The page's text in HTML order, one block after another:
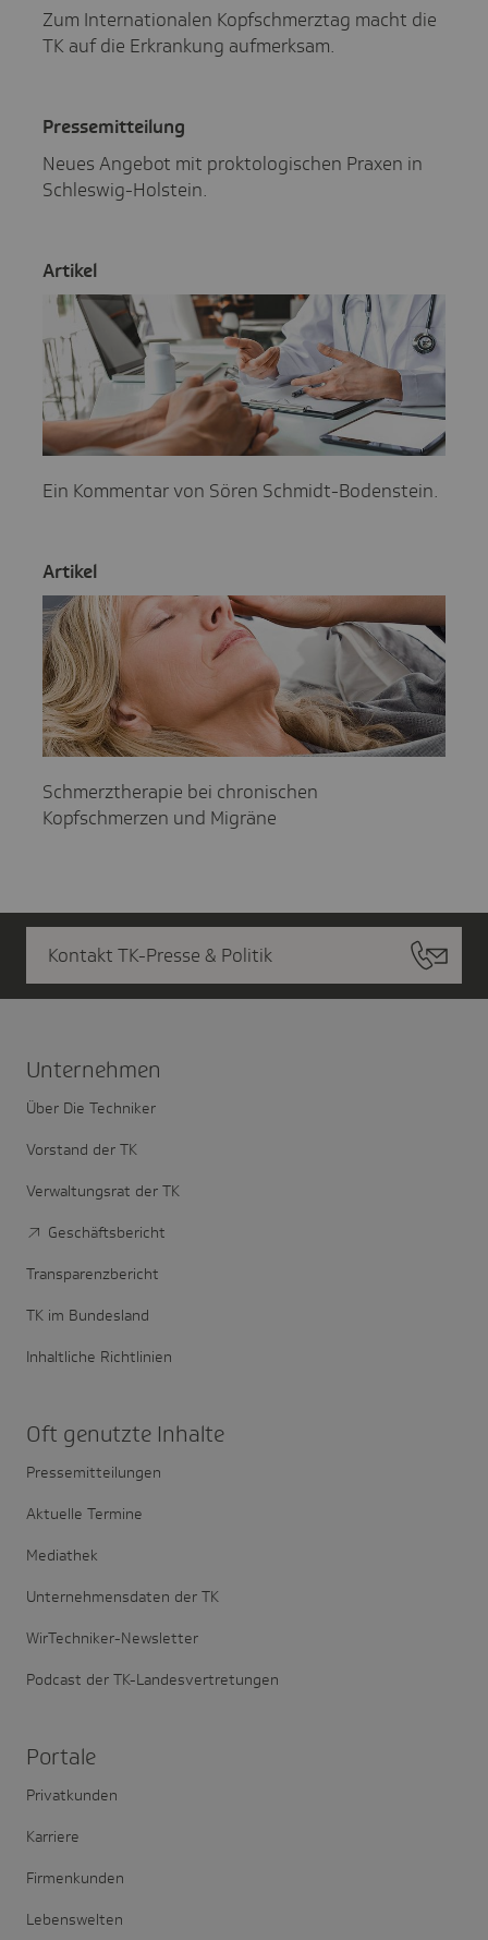
Zum Internationalen Kopfschmerztag macht die
TK auf die Erkrankung aufmerksam.
Pres­se­mit­tei­lung
Neues Angebot mit proktologischen Praxen in
Schleswig-Holstein.
Artikel
Ein Kommentar von Sören Schmidt-Bodenstein.
Artikel
Schmerztherapie bei chronischen
Kopfschmerzen und Migräne
Kontakt TK-Presse & Politik
Unter­nehmen
Über Die Techniker
Vorstand der TK
Verwaltungsrat der TK
Geschäftsbericht
Transparenzbericht
TK im Bundesland
Inhaltliche Richtlinien
Oft genutzte Inhalte
Pressemitteilungen
Aktuelle Termine
Mediathek
Unternehmensdaten der TK
WirTechniker-Newsletter
Podcast der TK-Landesvertretungen
Portale
Privatkunden
Karriere
Firmenkunden
Lebenswelten